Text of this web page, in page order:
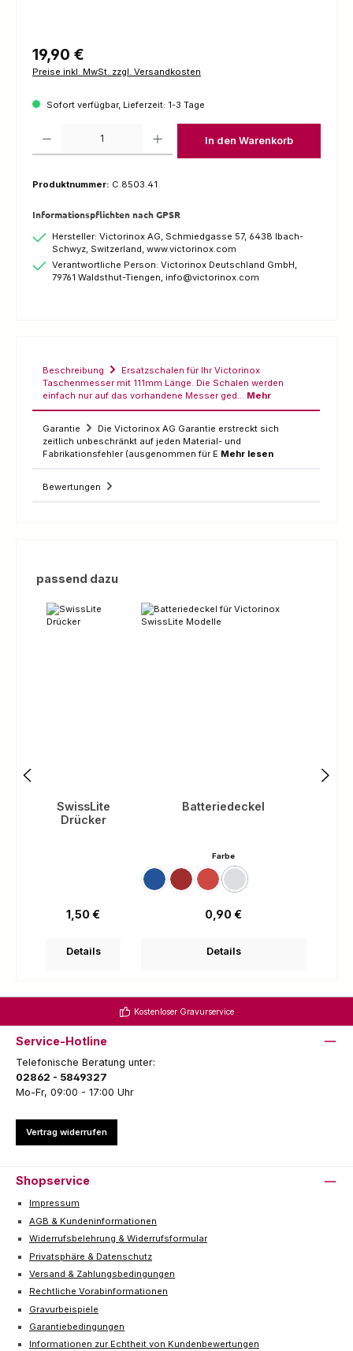
Regulärer Preis:
19,90 €
Preise inkl. MwSt. zzgl. Versandkosten
Sofort verfügbar, Lieferzeit: 1-3 Tage
In den Warenkorb
Produktnummer: C.8503.41
Informationspflichten nach GPSR
Hersteller: Victorinox AG, Schmiedgasse 57, 6438 Ibach-
Schwyz, Switzerland, www.victorinox.com
Verantwortliche Person: Victorinox Deutschland GmbH,
79761 Waldsthut-Tiengen, info@victorinox.com
Beschreibung
Ersatzschalen für Ihr Victorinox
Taschenmesser mit 111mm Länge. Die Schalen werden
einfach nur auf das vorhandene Messer ged… Mehr
Garantie
Die Victorinox AG Garantie erstreckt sich
zeitlich unbeschränkt auf jeden Material- und
Fabrikationsfehler (ausgenommen für E Mehr lesen
Bewertungen
Produktgalerie überspringen
passend dazu
SwissLite
Drücker
Regulärer Preis:
1,50 €
Details
Batteriedeckel
Farbeauswählen
Blau Transparent
Rot Rot Transparent
Silvertech
(Diese Option ist zurzeit nicht
Regulärer Preis:
0,90 €
Details
Kostenloser Gravurservice
Service-Hotline
Telefonische Beratung unter:
02862 - 5849327
Mo-Fr, 09:00 - 17:00 Uhr
Vertrag widerrufen
Shopservice
Impressum
AGB & Kundeninformationen
Widerrufsbelehrung & Widerrufsformular
Privatsphäre & Datenschutz
Versand & Zahlungsbedingungen
Rechtliche Vorabinformationen
Gravurbeispiele
Garantiebedingungen
Informationen zur Echtheit von Kundenbewertungen